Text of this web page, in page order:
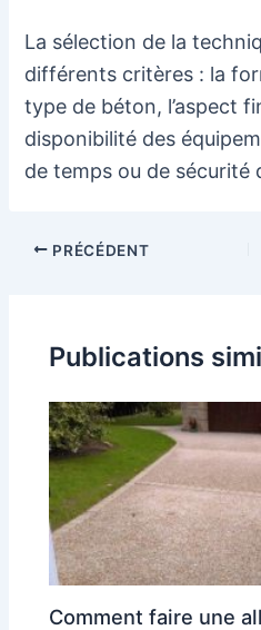
La sélection de la
différents critères : la
type de béton, l’aspect
disponibilité des
de temps ou de sécurité
NavigationPRÉCÉDENT
Publications
Comment faire une